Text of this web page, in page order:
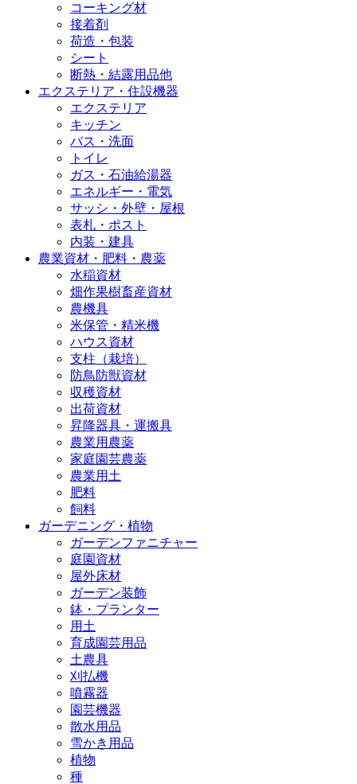
コーキング材
接着剤
荷造・包装
シート
断熱・結露用品他
エクステリア・住設機器
エクステリア
キッチン
バス・洗面
トイレ
ガス・石油給湯器
エネルギー・電気
サッシ・外壁・屋根
表札・ポスト
内装・建具
農業資材・肥料・農薬
水稲資材
畑作果樹畜産資材
農機具
米保管・精米機
ハウス資材
支柱（栽培）
防鳥防獣資材
収穫資材
出荷資材
昇降器具・運搬具
農業用農薬
家庭園芸農薬
農業用土
肥料
飼料
ガーデニング・植物
ガーデンファニチャー
庭園資材
屋外床材
ガーデン装飾
鉢・プランター
用土
育成園芸用品
土農具
刈払機
噴霧器
園芸機器
散水用品
雪かき用品
植物
種